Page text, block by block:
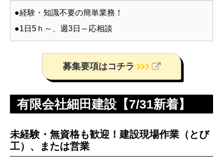
●経験・知識不要の簡単業務！
●1日5ｈ～、週3日～応相談
募集要項はコチラ
有限会社細田建設【7/31新着】
未経験・無資格も歓迎！建設現場作業（とび
工）、または営業